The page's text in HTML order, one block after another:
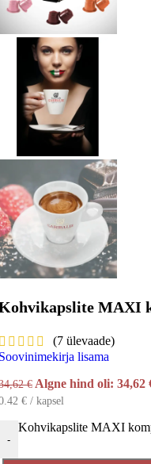
MAXI
(7 ülevaade)
lisama
€ Algne hind oli: 34,62
€ / kapsel
-
Kohvikapslite MAXI